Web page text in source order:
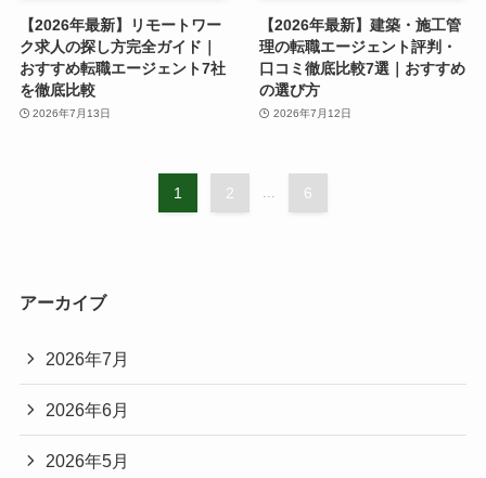
【2026年最新】リモートワー
ク求人の探し方完全ガイド｜
おすすめ転職エージェント7社
を徹底比較
2026年7月13日
【2026年最新】建築・施工管
理の転職エージェント評判・
口コミ徹底比較7選｜おすすめ
の選び方
2026年7月12日
1 2 ... 6
アーカイブ
2026年7月
2026年6月
2026年5月